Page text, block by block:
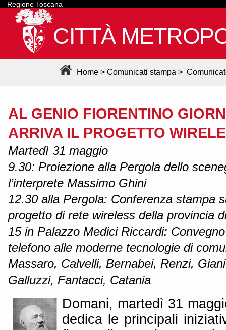
Regione Toscana
CITTÀ
Home > Comunicati stampa >
AL GENIO FIORENTINO
ARRIVA IL PROGETTO
Martedì 31 maggio
9.30: Proiezione alla Pergola dello
l’interprete Massimo Ghini
12.30 alla Pergola: Conferenza stampa
progetto di rete wireless della provincia
15 in Palazzo Medici Riccardi:
telefono alle moderne tecnologie di
Massaro, Calvelli, Bernabei, Renzi,
Galluzzi, Fantacci, Catania
Domani, martedì 31
dedica le principali